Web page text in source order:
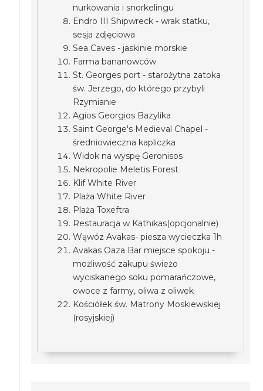
nurkowania i snorkelingu
Endro III Shipwreck - wrak statku,
sesja zdjęciowa
Sea Caves - jaskinie morskie
Farma bananowców
St. Georges port - starożytna zatoka
św. Jerzego, do którego przybyli
Rzymianie
Agios Georgios Bazylika
Saint George's Medieval Chapel -
średniowieczna kapliczka
Widok na wyspę Geronisos
Nekropolie Meletis Forest
Klif White River
Plaża White River
Plaża Toxeftra
Restauracja w Kathikas(opcjonalnie)
Wąwóz Avakas- piesza wycieczka 1h
Avakas Oaza Bar miejsce spokoju -
możliwość zakupu świeżo
wyciskanego soku pomarańczowe,
owoce z farmy, oliwa z oliwek
Kościółek św. Matrony Moskiewskiej
(rosyjskiej)